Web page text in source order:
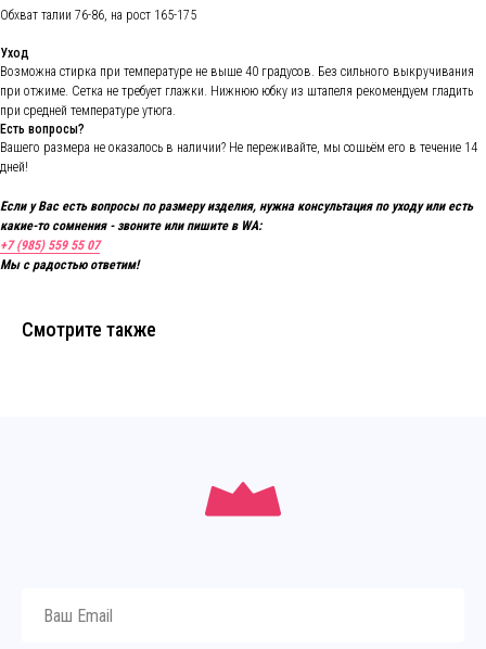
Обхват талии 76-86, на рост 165-175
Уход
Возможна стирка при температуре не выше 40 градусов. Без сильного выкручивания
при отжиме. Сетка не требует глажки. Нижнюю юбку из штапеля рекомендуем гладить
при средней температуре утюга.
Есть вопросы?
Вашего размера не оказалось в наличии? Не переживайте, мы сошьём его в течение 14
дней!
Если у Вас есть вопросы по размеру изделия, нужна консультация по уходу или есть
какие-то сомнения - звоните или пишите в WA:
+7 (985) 559 55 07
Мы с радостью ответим!
Смотрите также